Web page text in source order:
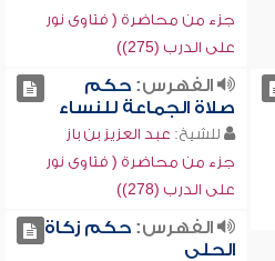
جزء من محاضرة ( فتاوى نور
على الدرب (275))
الفهرس:حكم
صلاة الجماعة للنساء
للشيخ: عبد العزيز بن باز
جزء من محاضرة ( فتاوى نور
على الدرب (278))
الفهرس:حكم زكاة
الحلي